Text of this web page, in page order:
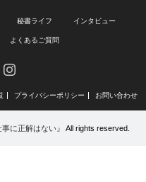
秘書ライフ インタビュー
よくあるご質問
Facebook
プライバシーポリシー お問い合わせ
に正解はない』 All rights reserved.